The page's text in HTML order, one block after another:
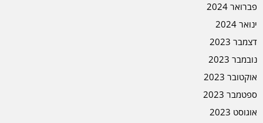
פברואר 2024
ינואר 2024
דצמבר 2023
נובמבר 2023
אוקטובר 2023
ספטמבר 2023
אוגוסט 2023